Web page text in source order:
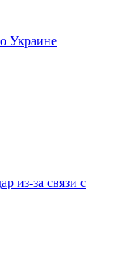
Украине
из-за связи с